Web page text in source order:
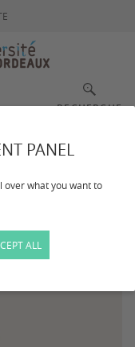
PANEL
over what you want to
ALL
RECHERCHE